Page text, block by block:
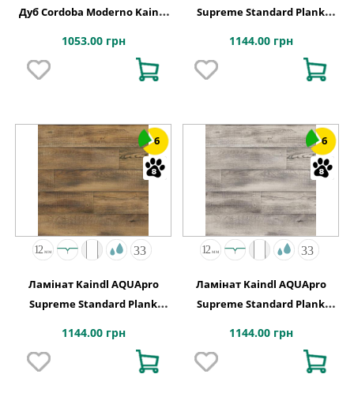
Дуб Cordoba Moderno Kaindl
1053.00 грн
Supreme Standard Plank
1144.00 грн
6
Ламінат Kaindl AQUApro
Supreme Standard Plank
1144.00 грн
6
Ламінат Kaindl AQUApro
Supreme Standard Plank
1144.00 грн